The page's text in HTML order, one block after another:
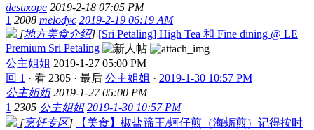
desuxope 2019-2-18 07:05 PM
1 2008 melodyc 2019-2-19 06:19 AM
[地方美食介绍] [Sri Petaling] High Tea 和 Fine dining @ LE
Premium Sri Petaling
公主姐姐 2019-1-27 05:00 PM
回 1 · 看 2305 · 最后 公主姐姐 · 2019-1-30 10:57 PM
公主姐姐 2019-1-27 05:00 PM
1 2305 公主姐姐 2019-1-30 10:57 PM
[烹饪专区]
【美食】椒盐蹄王/蚵仔煎（海蛎煎）记得按时